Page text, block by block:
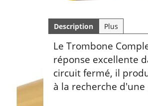
Description Plus
Le Trombone
réponse excellente
circuit fermé, il
à la recherche